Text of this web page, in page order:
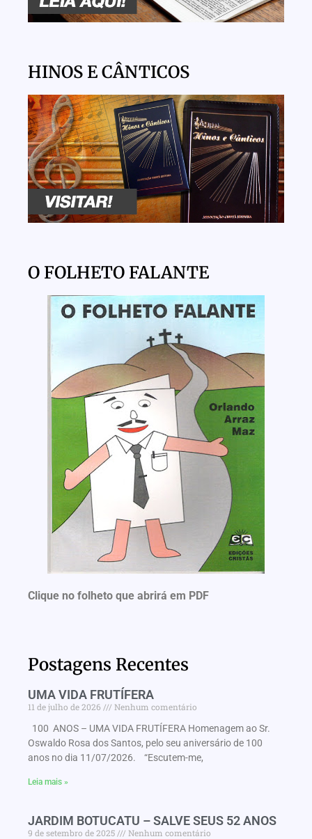
HINOS E CÂNTICOS
O FOLHETO FALANTE
Clique no folheto que abrirá em PDF
Postagens Recentes
UMA VIDA FRUTÍFERA
11 de julho de 2026
Nenhum comentário
100 ANOS – UMA VIDA FRUTÍFERA Homenagem ao Sr.
Oswaldo Rosa dos Santos, pelo seu aniversário de 100
anos no dia 11/07/2026. “Escutem-me,
Leia mais »
JARDIM BOTUCATU – SALVE SEUS 52 ANOS
9 de setembro de 2025
Nenhum comentário